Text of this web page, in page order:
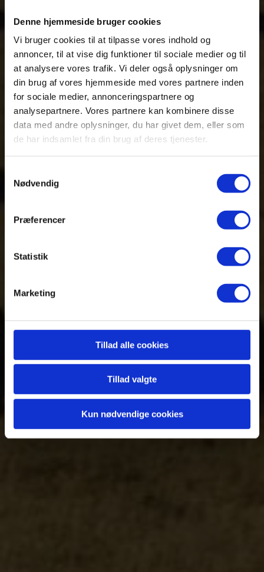
Denne hjemmeside bruger cookies
Vi bruger cookies til at tilpasse vores indhold og
annoncer, til at vise dig funktioner til sociale medier og til
at analysere vores trafik. Vi deler også oplysninger om
din brug af vores hjemmeside med vores partnere inden
for sociale medier, annonceringspartnere og
analysepartnere. Vores partnere kan kombinere disse
data med andre oplysninger, du har givet dem, eller som
de har indsamlet fra din brug af deres tjenester.
Nødvendig
Præferencer
Statistik
Marketing
Tillad alle cookies
Tillad valgte
Kun nødvendige cookies
En typisk
dag på